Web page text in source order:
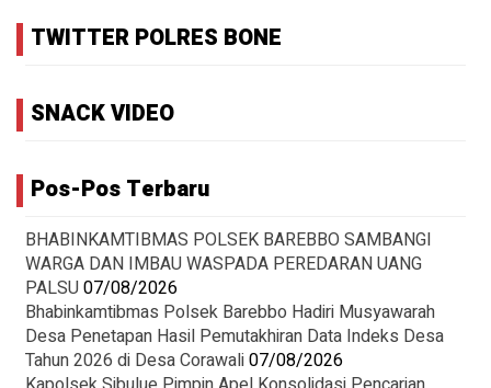
TWITTER POLRES BONE
SNACK VIDEO
Pos-Pos Terbaru
BHABINKAMTIBMAS POLSEK BAREBBO SAMBANGI
WARGA DAN IMBAU WASPADA PEREDARAN UANG
PALSU07/08/2026
Bhabinkamtibmas Polsek Barebbo Hadiri Musyawarah
Desa Penetapan Hasil Pemutakhiran Data Indeks Desa
Tahun 2026 di Desa Corawali07/08/2026